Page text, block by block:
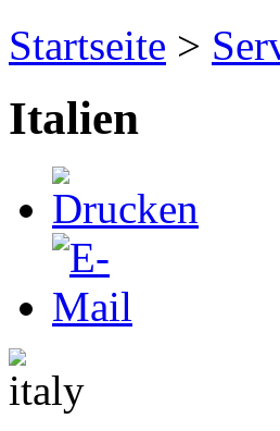
Startseite >
Italien